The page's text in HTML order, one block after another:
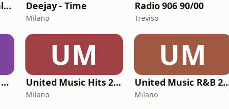
Rai Radio Tutta Italiana Deejay - Time
Milano
Radio 906 90/00
Treviso
United Music Club 2000
UM
United Music Hits 2000
Milano
UM
United
Milano